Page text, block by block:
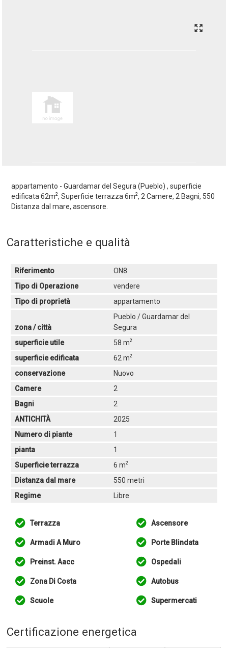
appartamento - Guardamar del Segura (Pueblo) , superficie
edificata 62m2, Superficie terrazza 6m2, 2 Camere, 2 Bagni, 550
Distanza dal mare, ascensore.
Caratteristiche e qualità
Riferimento
ON8
Tipo di Operazione
vendere
Tipo di proprietà
appartamento
zona / città
Pueblo / Guardamar del
Segura
superficie utile
58 m2
superficie edificata 62 m2
conservazione
Nuovo
Camere
2
Bagni
2
ANTICHITÀ
2025
Numero di piante
1
pianta
1
Superficie terrazza
6 m2
Distanza dal mare
550 metri
Regime
Libre
Terrazza Ascensore
Armadi A Muro Porte Blindata
Preinst. Aacc Ospedali
Zona Di Costa Autobus
Scuole Supermercati
Certificazione energetica